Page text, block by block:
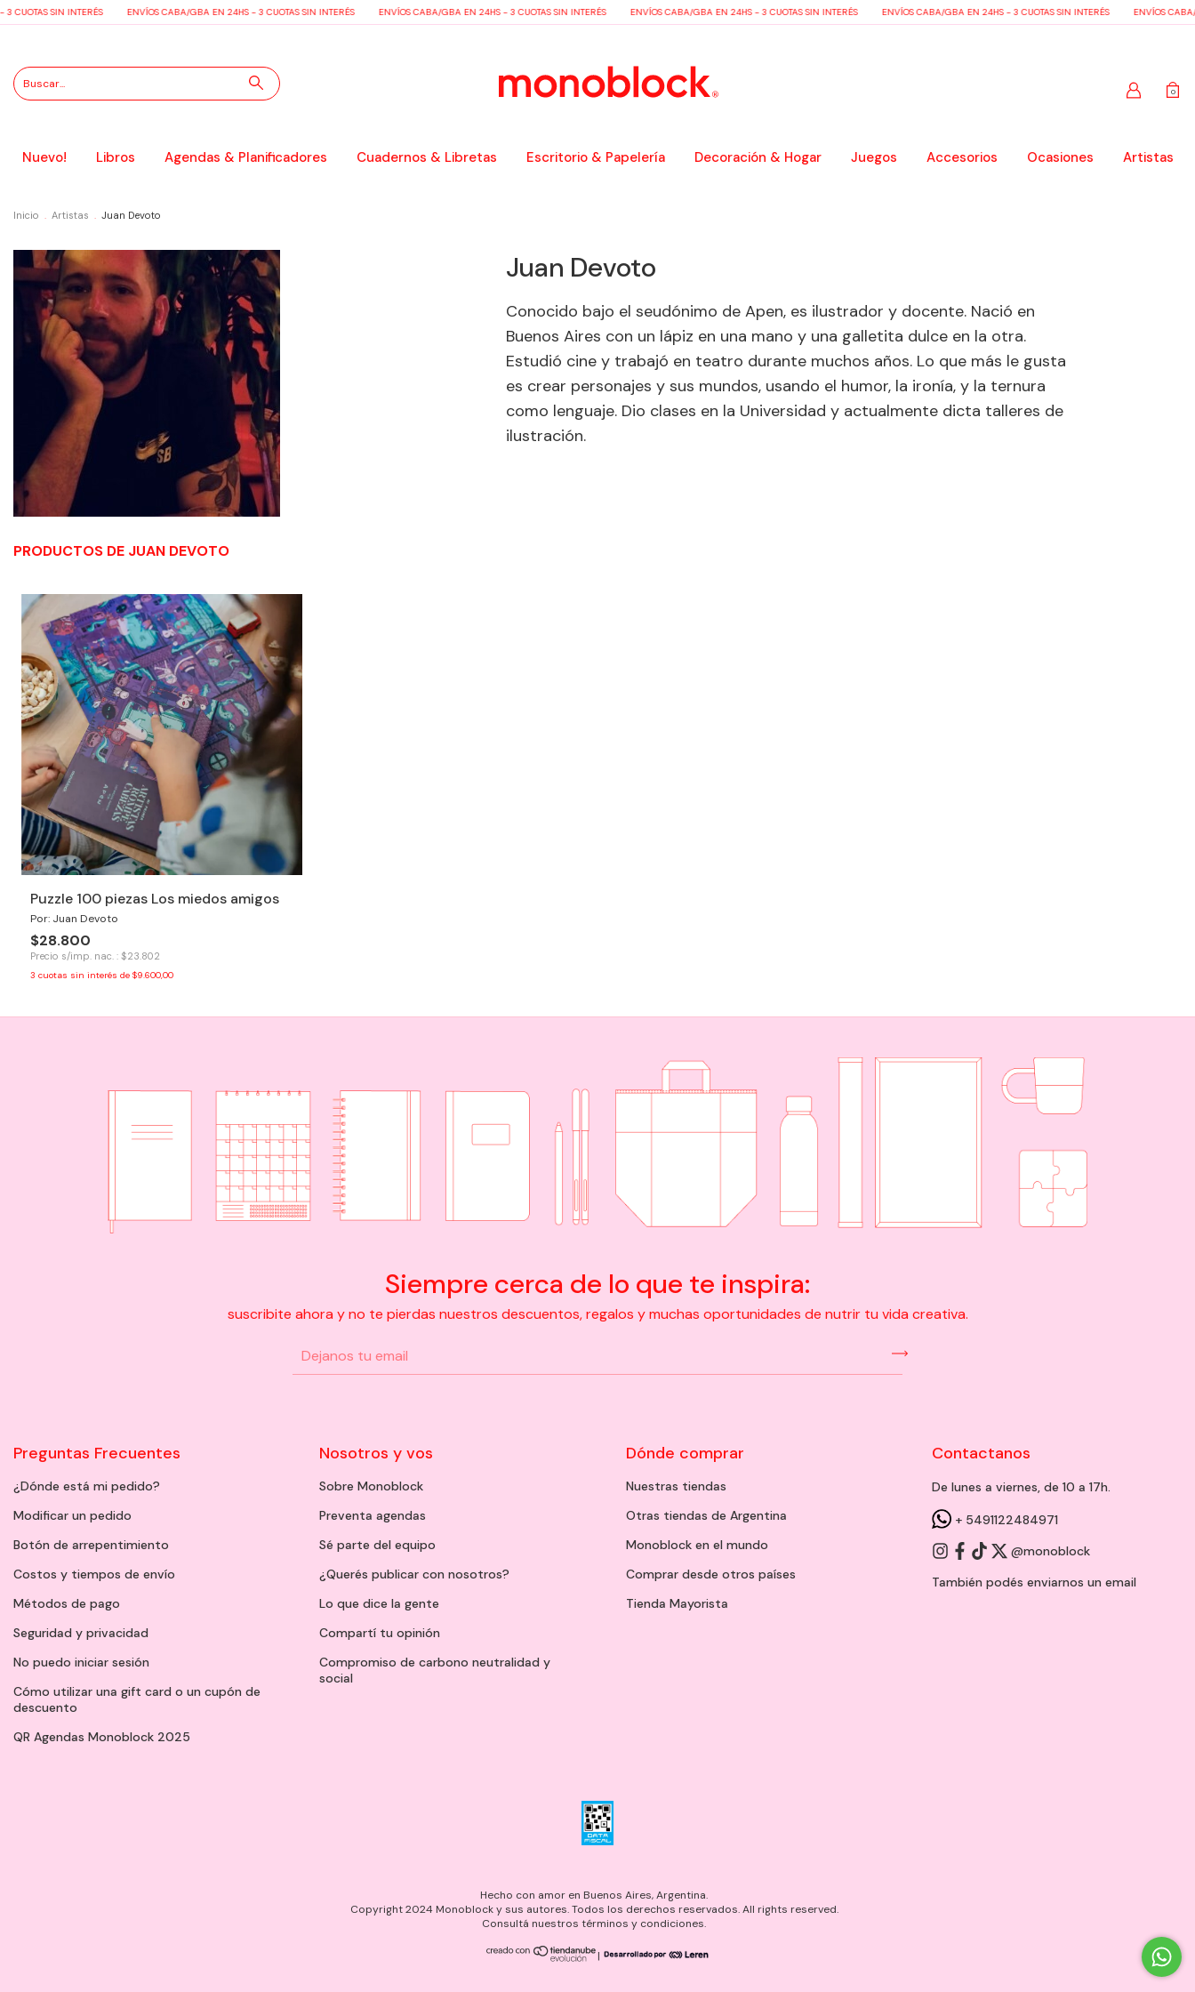
SIN INTERÉS ENVÍOS CABA/GBA EN 24HS - 3 CUOTAS SIN INTERÉS ENVÍOS CABA/GBA EN 24HS - 3 CUOTAS SIN INTERÉS ENVÍOS CABA/GBA EN 24HS - 3 CUOTAS SIN INTERÉS ENVÍOS CABA/GBA EN 24HS - 3 CUOTAS SIN INTERÉS ENVÍOS
0
Nuevo! Libros Agendas & Planificadores Cuadernos & Libretas Escritorio & Papelería Decoración & Hogar Juegos Accesorios Ocasiones Artistas
Inicio . Artistas . Juan Devoto
Juan Devoto
Conocido bajo el seudónimo de Apen, es ilustrador y docente. Nació en
Buenos Aires con un lápiz en una mano y una galletita dulce en la otra.
Estudió cine y trabajó en teatro durante muchos años. Lo que más le gusta
es crear personajes y sus mundos, usando el humor, la ironía, y la ternura
como lenguaje. Dio clases en la Universidad y actualmente dicta talleres de
ilustración.
PRODUCTOS DE JUAN DEVOTO
Puzzle 100 piezas Los miedos amigos
Por: Juan Devoto
$28.800
Precio s/imp. nac. : $23.802
3 cuotas sin interés de $9.600,00
Siempre cerca de lo que te inspira:
suscribite ahora y no te pierdas nuestros descuentos, regalos y muchas oportunidades de nutrir tu vida creativa.
Preguntas Frecuentes
¿Dónde está mi pedido?
Modificar un pedido
Botón de arrepentimiento
Costos y tiempos de envío
Métodos de pago
Seguridad y privacidad
No puedo iniciar sesión
Cómo utilizar una gift card o un cupón de
descuento
QR Agendas Monoblock 2025
Nosotros y vos
Sobre Monoblock
Preventa agendas
Sé parte del equipo
¿Querés publicar con nosotros?
Lo que dice la gente
Compartí tu opinión
Compromiso de carbono neutralidad y
social
Dónde comprar
Nuestras tiendas
Otras tiendas de Argentina
Monoblock en el mundo
Comprar desde otros países
Tienda Mayorista
Contactanos
De lunes a viernes, de 10 a 17h.
+ 5491122484971
@monoblock
También podés enviarnos un email
Hecho con amor en Buenos Aires, Argentina.
Copyright 2024 Monoblock y sus autores. Todos los derechos reservados. All rights reserved.
Consultá nuestros términos y condiciones.
|